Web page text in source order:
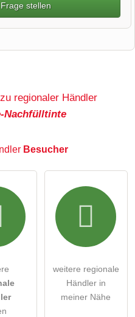
stellen
.
zur Kenntnis genommen.
Fragen sind
regionaler Händler
Nachfülltinte
Besucher
weitere regionale
Händler in
meiner Nähe